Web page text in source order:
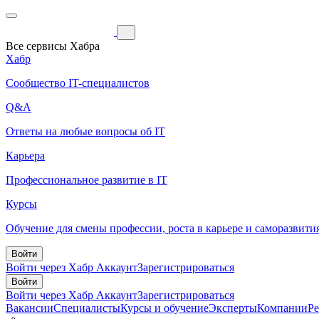
Все сервисы Хабра
Хабр
Сообщество IT-специалистов
Q&A
Ответы на любые вопросы об IT
Карьера
Профессиональное развитие в IT
Курсы
Обучение для смены профессии, роста в карьере и
Войти
Войти через Хабр АккаунтЗарегистрироваться
Войти
Войти через Хабр АккаунтЗарегистрироваться
ВакансииСпециалистыКурсы и обучениеЭкспертыКомпании